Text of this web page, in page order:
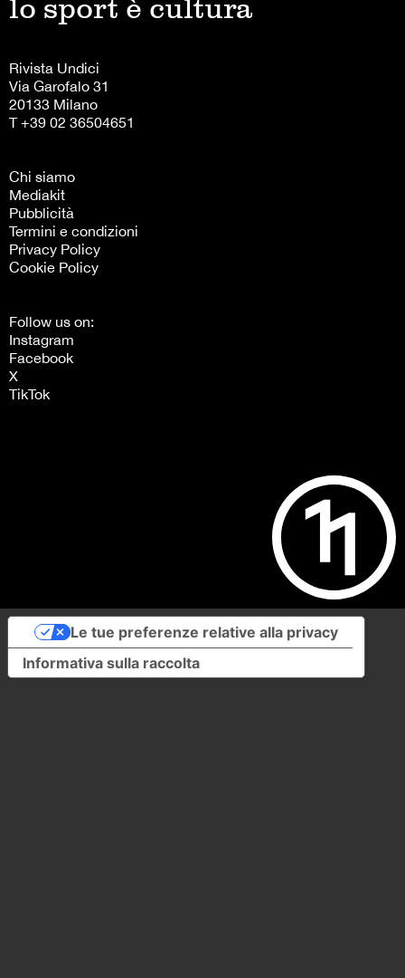
lo sport è cultura
Rivista Undici
Via Garofalo 31
20133 Milano
T +39 02 36504651
Chi siamo
Mediakit
Pubblicità
Termini e condizioni
Privacy Policy
Cookie Policy
Follow us on:
Instagram
Facebook
X
TikTok
Informativa sulla raccolta
Le tue preferenze relative alla privacy